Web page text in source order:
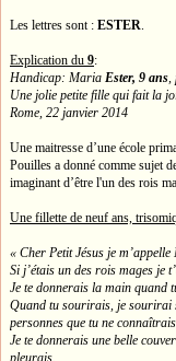
Les lettres sont : ESTER.
Explication du 9:
Handicap: Maria Ester, 9 ans,
Une jolie petite fille qui fait la
Rome, 22 janvier 2014
Une maitresse d’une école
Pouilles a donné comme sujet
imaginant d’être l'un des rois
Une fillette de neuf ans,
« Cher Petit Jésus je
Si j’étais un des rois mages je
Je te donnerais la main quand
Quand tu sourirais, je sourirai
personnes que tu ne
Je te donnerais une belle